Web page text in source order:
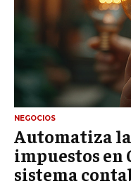
NEGOCIOS
Automatiza
impuestos en
sistema